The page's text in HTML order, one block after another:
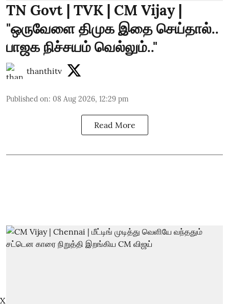
TN Govt | TVK | CM Vijay |
"ஒருவேளை திமுக இதை செய்தால்..
பாஜக நிச்சயம் வெல்லும்.."
thanthitv
Published on: 08 Aug 2026, 12:29 pm
Read More
X